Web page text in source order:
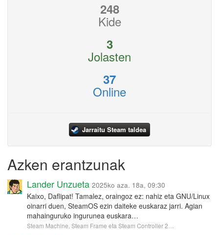
248
Kide
3
Jolasten
37
Online
Jarraitu Steam taldea
Azken erantzunak
Lander Unzueta 2025ko aza. 18a, 09:30
Kaixo, Daflipat! Tamalez, oraingoz ez: nahiz eta GNU/Linux
oinarri duen, SteamOS ezin daiteke euskaraz jarri. Agian
mahainguruko ingurunea euskara…
Steam Machine, Steam Frame eta Steam Controller 2…